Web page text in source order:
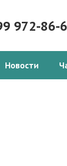
972-86-
Новости